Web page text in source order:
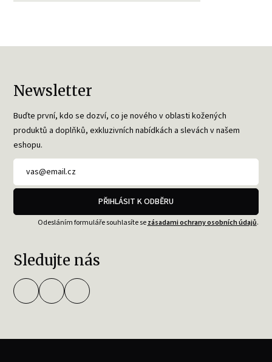
Newsletter
Buďte první, kdo se dozví, co je nového v oblasti kožených
produktů a doplňků, exkluzivních nabídkách a slevách v našem
eshopu.
PŘIHLÁSIT K ODBĚRU
Odesláním formuláře souhlasíte sezásadami ochrany osobních údajů.
Sledujte nás